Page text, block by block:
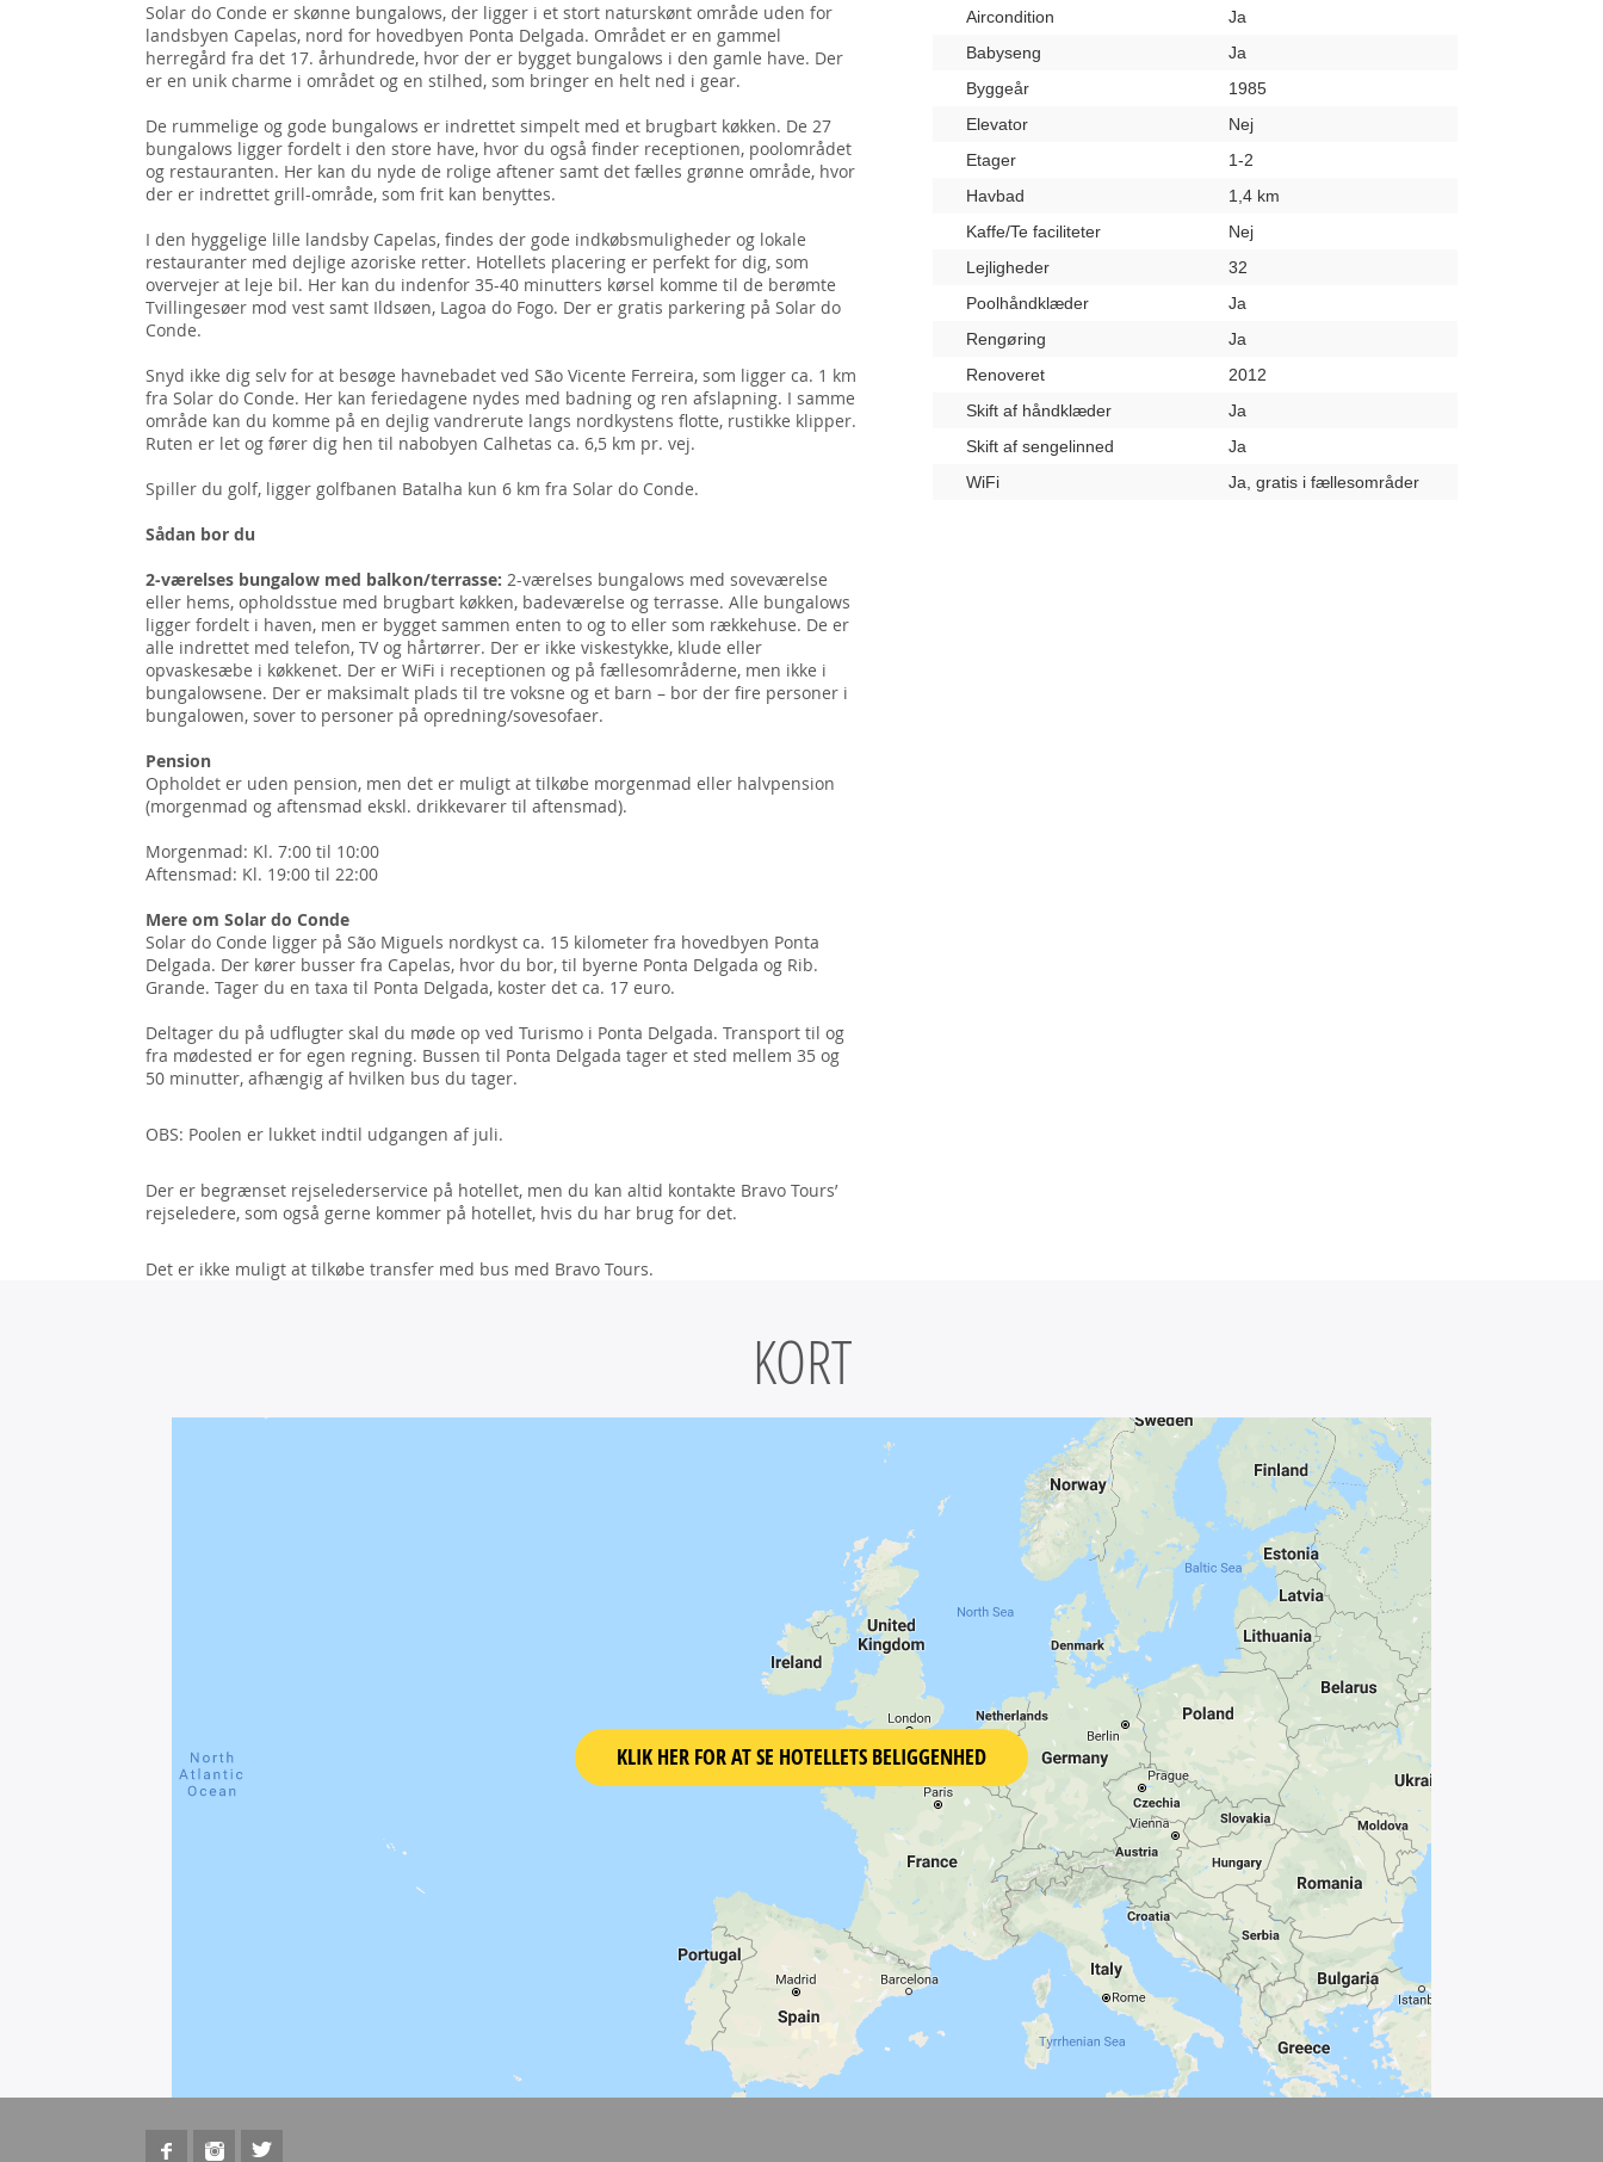
Solar do Conde er skønne bungalows, der ligger i et stort naturskønt område uden for
landsbyen Capelas, nord for hovedbyen Ponta Delgada. Området er en gammel
herregård fra det 17. århundrede, hvor der er bygget bungalows i den gamle have. Der
er en unik charme i området og en stilhed, som bringer en helt ned i gear.
De rummelige og gode bungalows er indrettet simpelt med et brugbart køkken. De 27
bungalows ligger fordelt i den store have, hvor du også finder receptionen, poolområdet
og restauranten. Her kan du nyde de rolige aftener samt det fælles grønne område, hvor
der er indrettet grill-område, som frit kan benyttes.
I den hyggelige lille landsby Capelas, findes der gode indkøbsmuligheder og lokale
restauranter med dejlige azoriske retter. Hotellets placering er perfekt for dig, som
overvejer at leje bil. Her kan du indenfor 35-40 minutters kørsel komme til de berømte
Tvillingesøer mod vest samt Ildsøen, Lagoa do Fogo. Der er gratis parkering på Solar do
Conde.
Snyd ikke dig selv for at besøge havnebadet ved São Vicente Ferreira, som ligger ca. 1 km
fra Solar do Conde. Her kan feriedagene nydes med badning og ren afslapning. I samme
område kan du komme på en dejlig vandrerute langs nordkystens flotte, rustikke klipper.
Ruten er let og fører dig hen til nabobyen Calhetas ca. 6,5 km pr. vej.
Spiller du golf, ligger golfbanen Batalha kun 6 km fra Solar do Conde.
Sådan bor du
2-værelses bungalow med balkon/terrasse: 2-værelses bungalows med soveværelse
eller hems, opholdsstue med brugbart køkken, badeværelse og terrasse. Alle bungalows
ligger fordelt i haven, men er bygget sammen enten to og to eller som rækkehuse. De er
alle indrettet med telefon, TV og hårtørrer. Der er ikke viskestykke, klude eller
opvaskesæbe i køkkenet. Der er WiFi i receptionen og på fællesområderne, men ikke i
bungalowsene. Der er maksimalt plads til tre voksne og et barn – bor der fire personer i
bungalowen, sover to personer på opredning/sovesofaer.
Pension
Opholdet er uden pension, men det er muligt at tilkøbe morgenmad eller halvpension
(morgenmad og aftensmad ekskl. drikkevarer til aftensmad).
Morgenmad: Kl. 7:00 til 10:00
Aftensmad: Kl. 19:00 til 22:00
Mere om Solar do Conde
Solar do Conde ligger på São Miguels nordkyst ca. 15 kilometer fra hovedbyen Ponta
Delgada. Der kører busser fra Capelas, hvor du bor, til byerne Ponta Delgada og Rib.
Grande. Tager du en taxa til Ponta Delgada, koster det ca. 17 euro.
Deltager du på udflugter skal du møde op ved Turismo i Ponta Delgada. Transport til og
fra mødested er for egen regning. Bussen til Ponta Delgada tager et sted mellem 35 og
50 minutter, afhængig af hvilken bus du tager.
OBS: Poolen er lukket indtil udgangen af juli.
Der er begrænset rejselederservice på hotellet, men du kan altid kontakte Bravo Tours’
rejseledere, som også gerne kommer på hotellet, hvis du har brug for det.
Det er ikke muligt at tilkøbe transfer med bus med Bravo Tours.
Aircondition
Ja
Babyseng
Ja
Byggeår
1985
Elevator
Nej
Etager
1-2
Havbad
1,4 km
Kaffe/Te faciliteter
Nej
Lejligheder
32
Poolhåndklæder
Ja
Rengøring
Ja
Renoveret
2012
Skift af håndklæder
Ja
Skift af sengelinned
Ja
WiFi
Ja, gratis i fællesområder
KORT
KLIK HER FOR AT SE HOTELLETS BELIGGENHED